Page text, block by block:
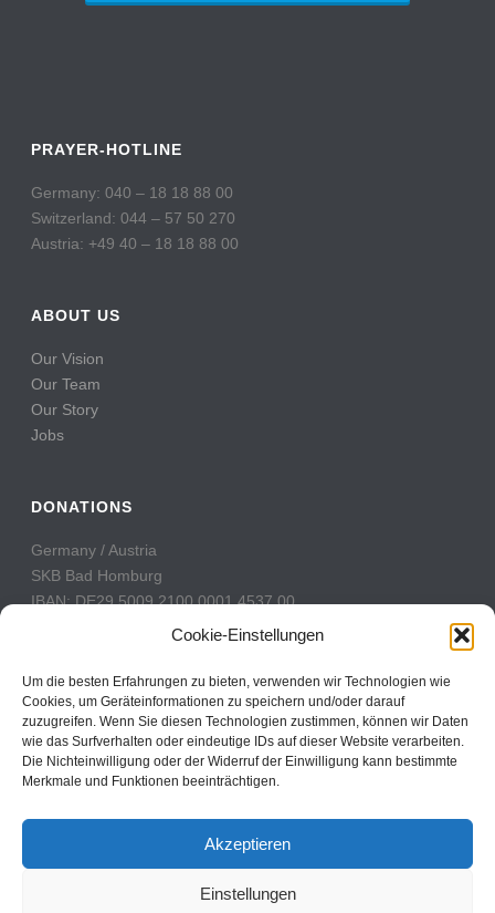
Cookie-Einstellungen
Um die besten Erfahrungen zu bieten, verwenden wir Technologien wie
Cookies, um Geräteinformationen zu speichern und/oder darauf
zuzugreifen. Wenn Sie diesen Technologien zustimmen, können wir Daten
wie das Surfverhalten oder eindeutige IDs auf dieser Website verarbeiten.
Die Nichteinwilligung oder der Widerruf der Einwilligung kann bestimmte
Merkmale und Funktionen beeinträchtigen.
Akzeptieren
Einstellungen
PRAYER-HOTLINE
Germany: 040 – 18 18 88 00
Switzerland: 044 – 57 50 270
Austria: +49 40 – 18 18 88 00
ABOUT US
Our Vision
Our Team
Our Story
Jobs
DONATIONS
Germany / Austria
SKB Bad Homburg
IBAN: DE29 5009 2100 0001 4537 00
BIC: GENODE51BH2
Switzerland
PostFinance
Konto: 60-742493-7
IBAN: CH31 0900 0000 6074 2493 7
BIC: POFICHBEXXX